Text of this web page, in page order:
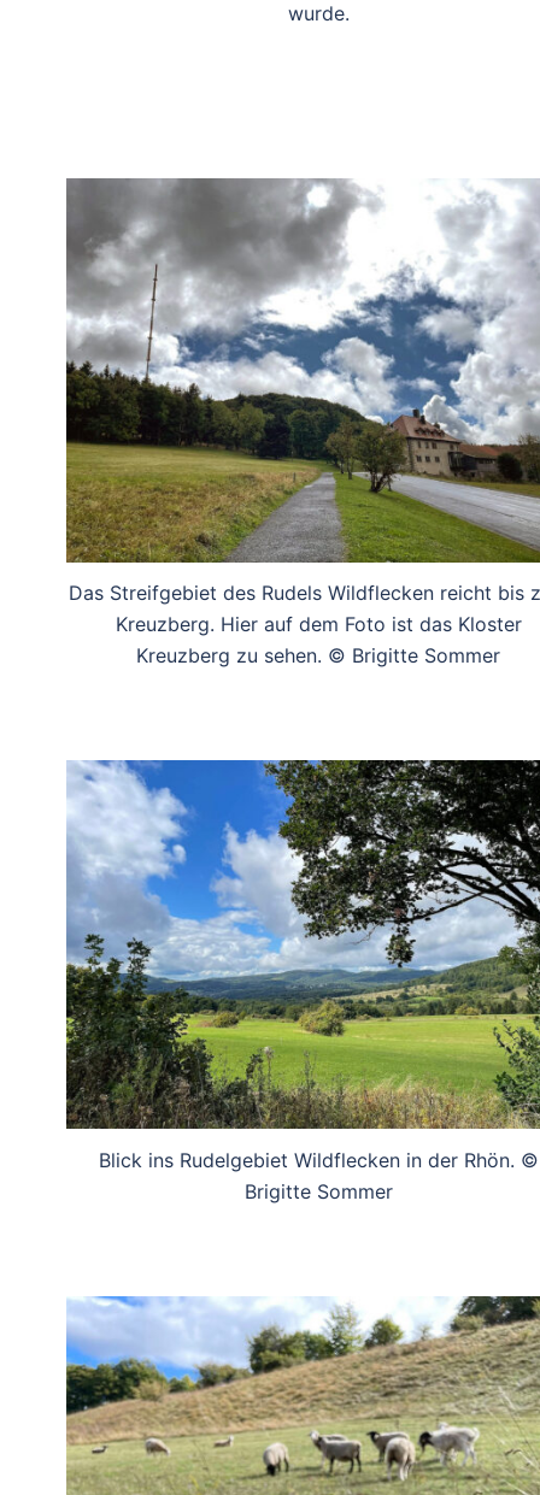
wurde.
Das Streifgebiet des Rudels Wildflecken reicht bis
Kreuzberg. Hier auf dem Foto ist das Kloster
Kreuzberg zu sehen. © Brigitte Sommer
Blick ins Rudelgebiet Wildflecken in der Rhön. ©
Brigitte Sommer